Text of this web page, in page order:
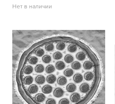
Нет в наличии